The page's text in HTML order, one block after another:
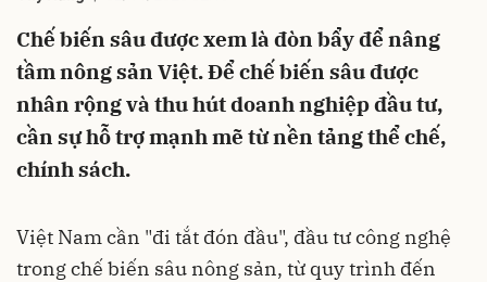
Chế biến sâu được xem là đòn bẩy để nâng
tầm nông sản Việt. Để chế biến sâu được
nhân rộng và thu hút doanh nghiệp đầu tư,
cần sự hỗ trợ mạnh mẽ từ nền tảng thể chế,
chính sách.
Việt Nam cần "đi tắt đón đầu", đầu tư công nghệ
trong chế biến sâu nông sản, từ quy trình đến
Hủy